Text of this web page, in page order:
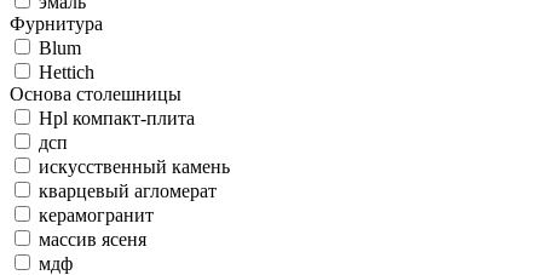
Фурнитура
Blum
Hettich
Основа столешницы
Hpl компакт-плита
дсп
искусственный камень
кварцевый агломерат
керамогранит
массив ясеня
мдф